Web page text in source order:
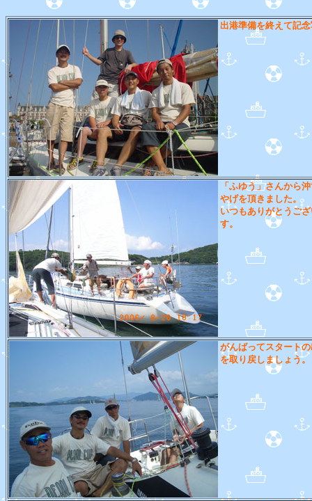
出港準備を終えて記
「ふゆう」さんから
やげを頂きました。
いつもありがとうご
す。
がんばってスタート
を取り戻しましょう。